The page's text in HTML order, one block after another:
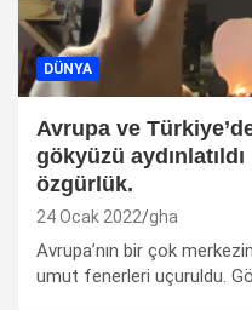
DÜNYA
Avrupa ve
gökyüzü
özgürlük.
24 Ocak 2022 gha
Avrupa’nın bir çok
umut fenerleri uçuruldu.